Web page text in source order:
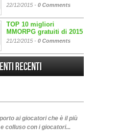
22/12/2015 - 0 Comments
TOP 10 migliori
MMORPG gratuiti di 2015
21/12/2015 - 0 Comments
Recenti
ai giocatori che è il più
colluso con i giocatori...